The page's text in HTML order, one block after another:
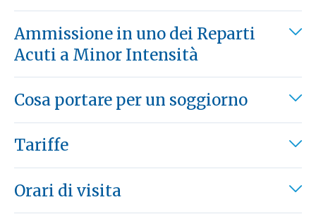
Ammissione in uno dei Reparti
Acuti a Minor Intensità
Cosa portare per un soggiorno
Tariffe
Orari di visita